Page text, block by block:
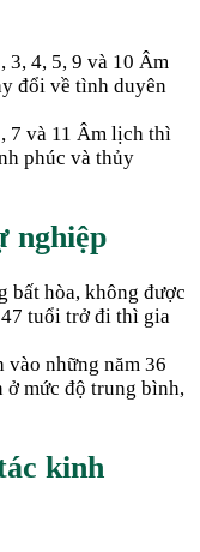
3, 4, 5, 9 và 10 Âm
đổi về tình duyên
7 và 11 Âm lịch thì
phúc và thủy
nghiệp
bất hòa, không được
tuổi trở đi thì gia
vào những năm 36
ở mức độ trung bình,
kinh